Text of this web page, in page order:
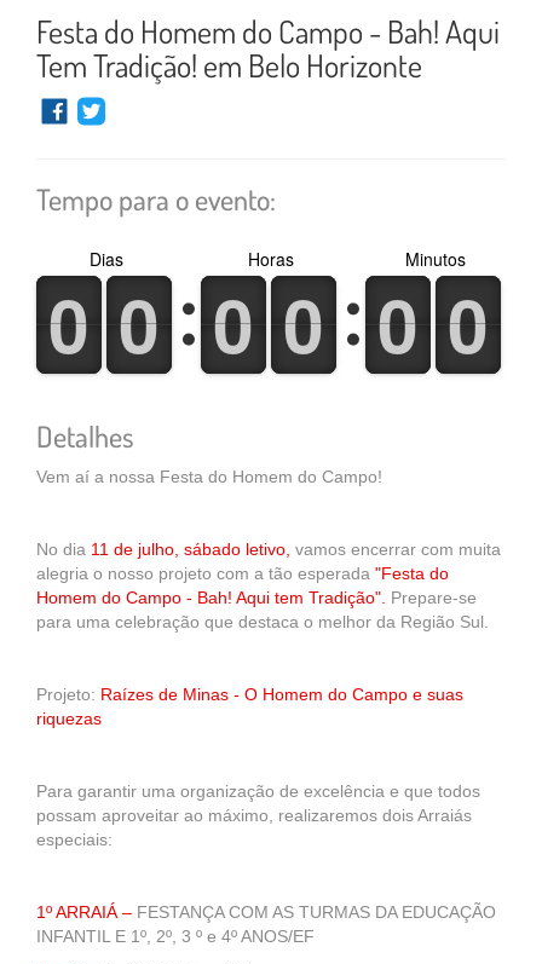
Festa do Homem do Campo - Bah! Aqui
Tem Tradição! em Belo Horizonte
Tempo para o evento:
0
0
1
1 0
0
1
1
Dias
0
0
1
1 0
0
1
1
Horas
0
0
1
1 0
0
1
1
Minutos
Detalhes
Vem aí a nossa Festa do Homem do Campo!
No dia 11 de julho, sábado letivo, vamos encerrar com muita
alegria o nosso projeto com a tão esperada "Festa do
Homem do Campo - Bah! Aqui tem Tradição". Prepare-se
para uma celebração que destaca o melhor da Região Sul.
Projeto: Raízes de Minas - O Homem do Campo e suas
riquezas
Para garantir uma organização de excelência e que todos
possam aproveitar ao máximo, realizaremos dois Arraiás
especiais:
1º ARRAIÁ – FESTANÇA COM AS TURMAS DA EDUCAÇÃO
INFANTIL E 1º, 2º, 3 º e 4º ANOS/EF